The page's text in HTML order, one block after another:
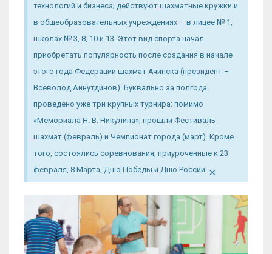
технологий и бизнеса; действуют шахматные кружки и
в общеобразовательных учреждениях – в лицее № 1,
школах № 3, 8, 10 и 13. Этот вид спорта начал
приобретать популярность после создания в начале
этого года Федерации шахмат Ачинска (президент –
Всеволод Айнутдинов). Буквально за полгода
проведено уже три крупных турнира: помимо
«Мемориала Н. В. Никулина», прошли Фестиваль
шахмат (февраль) и Чемпионат города (март). Кроме
того, состоялись соревнования, приуроченные к 23
февраля, 8 Марта, Дню Победы и Дню России. ×